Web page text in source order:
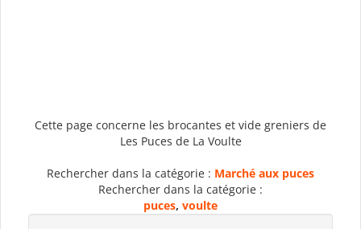
Cette page concerne les brocantes et vide greniers de
Les Puces de La Voulte
Rechercher dans la catégorie : Marché aux puces
Rechercher dans la catégorie :
puces, voulte